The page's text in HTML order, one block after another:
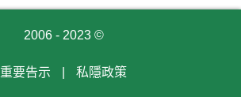
2006 - 2023 ©
重要告示 私隱政策